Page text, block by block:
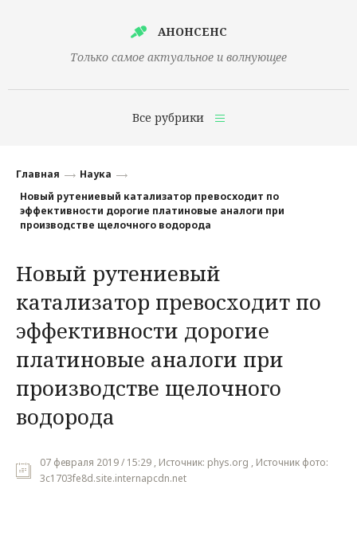
АНОНСЕНС
Только самое актуальное и волнующее
Все рубрики
Финансы
Технологии
Культура
Мнения
Происшествия
Главная
Наука
Новый рутениевый катализатор превосходит по
эффективности дорогие платиновые аналоги при
производстве щелочного водорода
Новый рутениевый
катализатор превосходит по
эффективности дорогие
платиновые аналоги при
производстве щелочного
водорода
07 февраля 2019 / 15:29 , Источник: phys.org , Источник фото:
3c1703fe8d.site.internapcdn.net